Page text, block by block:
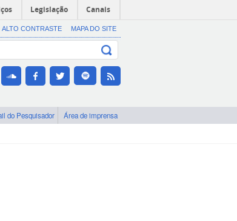
Legislação Canais
ALTO CONTRASTE MAPA DO SITE
do Pesquisador Área de imprensa